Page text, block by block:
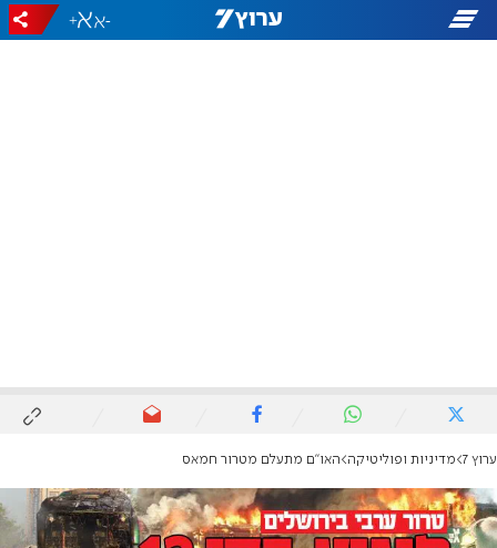
-
+
ערוץ 7 מדיניות ופוליטיקה האו״ם מתעלם מטרור חמאס